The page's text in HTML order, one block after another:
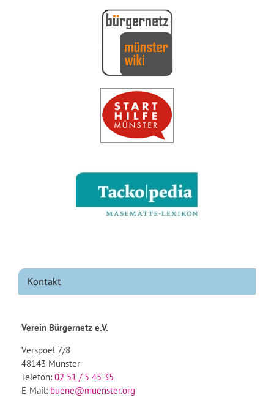
Kontakt
Verein Bürgernetz e.V.
Verspoel 7/8
48143 Münster
Telefon: 02 51 / 5 45 35
E-Mail: buene@muenster.org